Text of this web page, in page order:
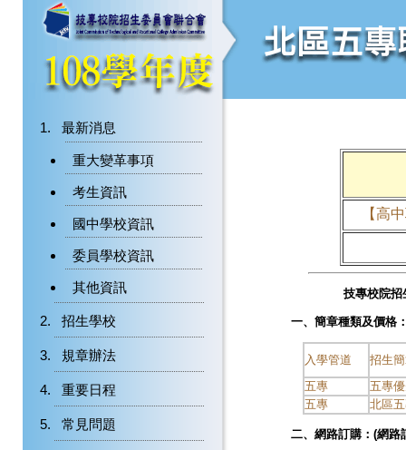
最新消息
重大變革事項
考生資訊
國中學校資訊
委員學校資訊
其他資訊
招生學校
規章辦法
重要日程
常見問題
【高
技專校院招
一、簡章種類及價格
入學管道
招生
五專
五專
五專
北區
二、網路訂購： (網路